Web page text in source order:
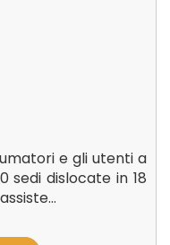
e gli utenti a
sedi dislocate in 18